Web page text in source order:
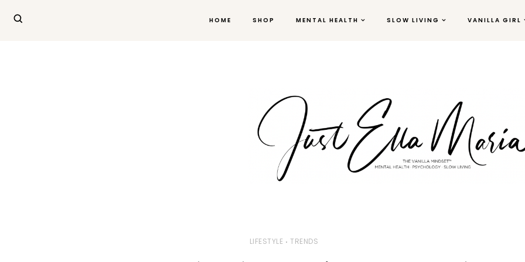
HOME SHOP MENTAL HEALTH SLOW LIVING VANILLA GIRL
LIFESTYLE TRENDS